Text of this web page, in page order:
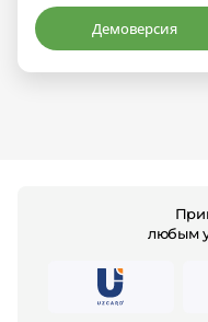
Демоверсия
любым